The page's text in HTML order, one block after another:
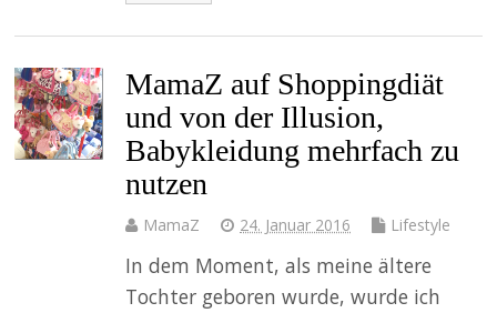
MamaZ auf Shoppingdiät
und von der Illusion,
Babykleidung mehrfach zu
nutzen
MamaZ 24. Januar 2016 Lifestyle
In dem Moment, als meine ältere
Tochter geboren wurde, wurde ich